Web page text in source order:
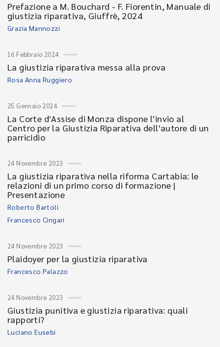
Prefazione a M. Bouchard - F. Fiorentin, Manuale di
giustizia riparativa, Giuffrè, 2024
Grazia Mannozzi
16 Febbraio 2024
La giustizia riparativa messa alla prova
Rosa Anna Ruggiero
25 Gennaio 2024
La Corte d'Assise di Monza dispone l'invio al
Centro per la Giustizia Riparativa dell'autore di un
parricidio
24 Novembre 2023
La giustizia riparativa nella riforma Cartabia: le
relazioni di un primo corso di formazione |
Presentazione
Roberto Bartoli
Francesco Cingari
24 Novembre 2023
Plaidoyer per la giustizia riparativa
Francesco Palazzo
24 Novembre 2023
Giustizia punitiva e giustizia riparativa: quali
rapporti?
Luciano Eusebi